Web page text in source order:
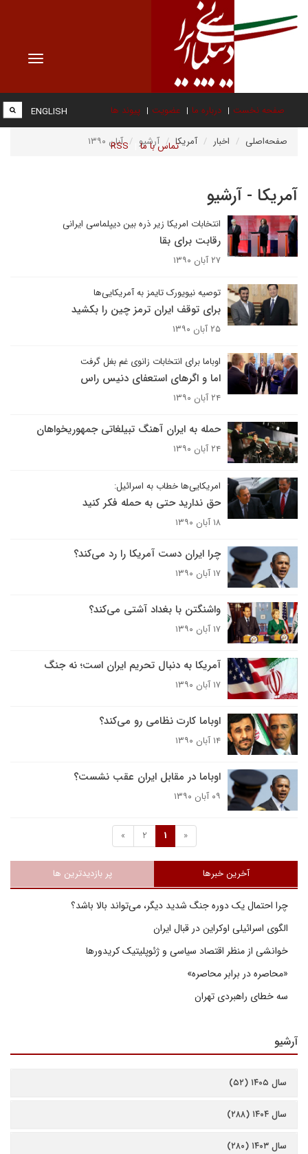
Toggle
صفحه نخست درباره ما عضویت پیوند ها
تماس با ما RSS
ENGLISH
صفحه‌اصلی اخبار آمریکا آرشیو آبان ۱۳۹۰
آمریکا - آرشیو
انتخابات امریکا زیر ذره بین دیپلماسی ایرانی
رقابت برای بقا
۲۷ آبان ۱۳۹۰
توصیه نیویورک تایمز به آمریکایی‌ها
برای توقف ایران ترمز چین را بکشید
۲۵ آبان ۱۳۹۰
اوباما برای انتخابات زانوی غم بغل گرفت
اما و اگرهای استعفای دنیس راس
۲۴ آبان ۱۳۹۰
حمله به ایران آهنگ تبیلغاتی جمهوریخواهان
۲۴ آبان ۱۳۹۰
امریکایی‌ها خطاب به اسرائیل:
حق ندارید حتی به حمله فکر کنید
۱۸ آبان ۱۳۹۰
چرا ایران دست آمریکا را رد می‌کند؟
۱۷ آبان ۱۳۹۰
واشنگتن با بغداد آشتی می‌کند؟
۱۷ آبان ۱۳۹۰
آمریکا به دنبال تحریم ایران است؛ نه جنگ
۱۷ آبان ۱۳۹۰
اوباما کارت نظامی‌ رو می‌کند؟
۱۴ آبان ۱۳۹۰
اوباما در مقابل ایران عقب نشست؟
۰۹ آبان ۱۳۹۰
«
1
2
»
آخرین خبرها پر بازدیدترین ها
چرا احتمال یک دوره جنگ شدید دیگر، می‌تواند بالا باشد؟
الگوی اسرائیلی اوکراین در قبال ایران
خوانشی از منظر اقتصاد سیاسی و ژئوپلیتیک کریدورها
«محاصره در برابر محاصره»
سه خطای راهبردی تهران
آرشیو
سال ۱۴۰۵ (۵۲)
سال ۱۴۰۴ (۲۸۸)
سال ۱۴۰۳ (۲۸۰)